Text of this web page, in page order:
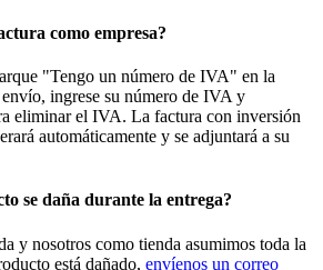
como empresa?
"Tengo un número de IVA" en la
ingrese su número de IVA y
eliminar el IVA. La factura con inversión
automáticamente y se adjuntará a su
se daña durante la entrega?
y nosotros como tienda asumimos toda la
está dañado, envíenos un correo